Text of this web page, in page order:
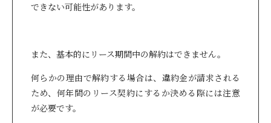
できない可能性があります。
また、基本的にリース期間中の解約はできません。
何らかの理由で解約する場合は、違約金が請求される
ため、何年間のリース契約にするか決める際には注意
が必要です。